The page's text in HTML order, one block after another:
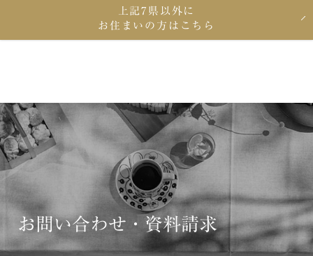
上記7県以外に
お住まいの方はこちら
お問い合わせ・資料請求